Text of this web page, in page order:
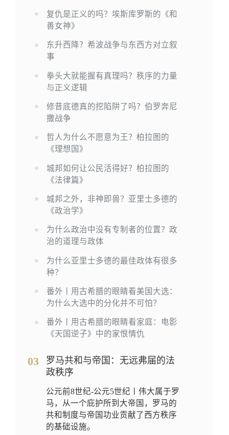
复仇是正义的吗？埃斯库罗斯的《和
善女神》
东升西降？希波战争与东西方对立叙
事
拳头大就能握有真理吗？秩序的力量
与正义逻辑
修昔底德真的挖陷阱了吗？伯罗奔尼
撒战争
哲人为什么不愿意为王？柏拉图的
《理想国》
城邦如何让公民活得好？柏拉图的
《法律篇》
城邦之外，非神即兽？亚里士多德的
《政治学》
为什么政治中没有专制者的位置？政
治的道理与政体
为什么亚里士多德的最佳政体有很多
种？
番外丨用古希腊的眼睛看美国大选：
为什么大选中的分化并不可怕？
番外丨用古希腊的眼睛看家庭：电影
《天国逆子》中的家恨情仇
03
罗马共和与帝国：无远弗届的法
政秩序
公元前8世纪-公元5世纪丨伟大属于罗
马，从一个庇护所到大帝国，罗马的
共和制度与帝国功业贡献了西方秩序
的基础设施。